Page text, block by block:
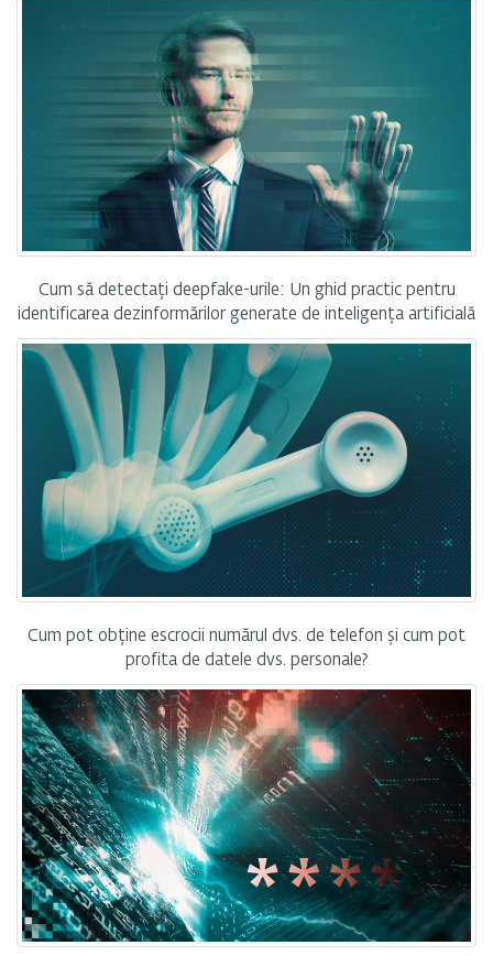
Cum să detectați deepfake-urile: Un ghid practic pentru
identificarea dezinformărilor generate de inteligența artificială
Cum pot obține escrocii numărul dvs. de telefon și cum pot
profita de datele dvs. personale?